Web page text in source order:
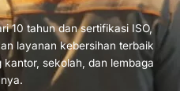
10 tahun dan sertifikasi ISO,
layanan kebersihan terbaik
sekolah, dan lembaga